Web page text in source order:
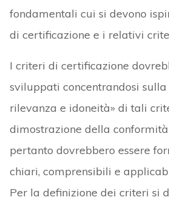
fondamentali cui si devono
di certificazione e i relativi
I criteri di certificazione
sviluppati concentrandosi
rilevanza e idoneità» di tali
dimostrazione della
pertanto dovrebbero essere
chiari, comprensibili e
Per la definizione dei criteri si